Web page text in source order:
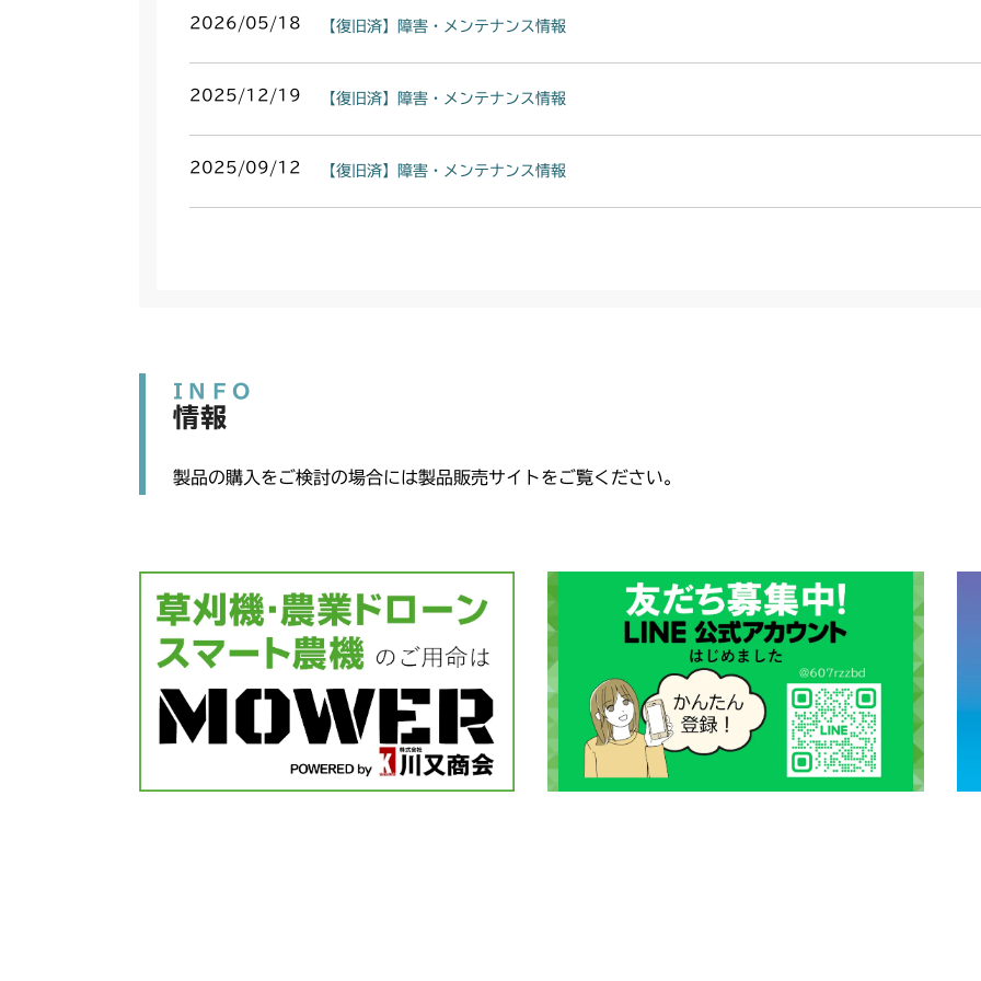
2026/05/18 【復旧済】障害・メンテナンス情報
2025/12/19 【復旧済】障害・メンテナンス情報
2025/09/12 【復旧済】障害・メンテナンス情報
INFO
情報
製品の購入をご検討の場合には製品販売サイトをご覧ください。